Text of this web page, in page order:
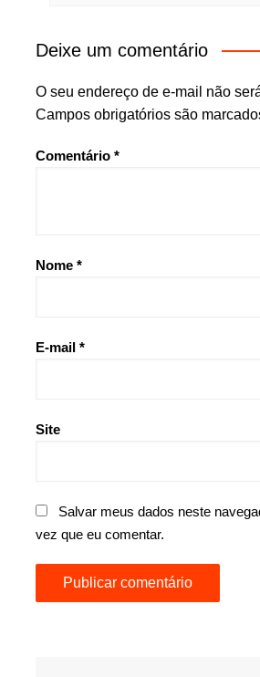
Deixe um comentário
O seu endereço de e-mail não
Campos obrigatórios são
Comentário *
Nome *
E-mail *
Site
Salvar meus dados neste
vez que eu comentar.